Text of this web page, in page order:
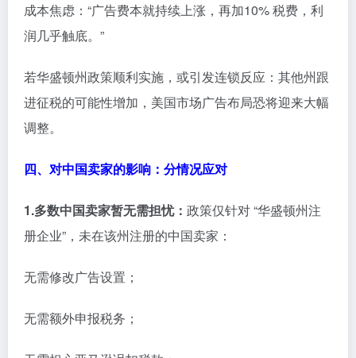
成本焦虑：“广告费本就持续上涨，再加10% 税费，利
润几乎触底。”
若华盛顿州政策顺利实施，或引发连锁反应：其他州跟
进征税的可能性增加，美国市场广告布局恐将迎来大幅
调整。
四、对中国卖家的影响：分情况应对
1.多数中国卖家暂无需担忧： 政策仅针对 “华盛顿州注
册企业”，未在该州注册的中国卖家：
无需修改广告设置；
无需额外申报税务；